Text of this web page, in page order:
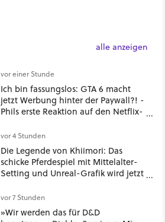
alle anzeigen
vor einer Stunde
Ich bin fassungslos: GTA 6 macht
jetzt Werbung hinter der Paywall?! -
Phils erste Reaktion auf den Netflix-
vor 4 Stunden
Die Legende von Khiimori: Das
schicke Pferdespiel mit Mittelalter-
Setting und Unreal-Grafik wird jetzt
vor 7 Stunden
»Wir werden das für D&D